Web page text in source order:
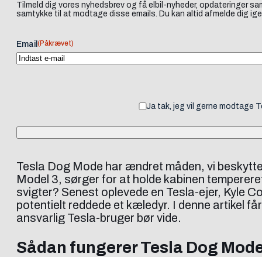
Tilmeld dig vores nyhedsbrev og få elbil-nyheder, opdateringer
samtykke til at modtage disse emails. Du kan altid afmelde dig
Email (Påkrævet)
Ja tak, jeg vil gerne modtage
Tesla Dog Mode har ændret måden, vi
Model 3, sørger for at holde kabinen
svigter? Senest oplevede en Tesla-ejer, Kyle
potentielt reddede et kæledyr. I denne artikel
ansvarlig Tesla-bruger bør vide.
Sådan fungerer Tesla Dog